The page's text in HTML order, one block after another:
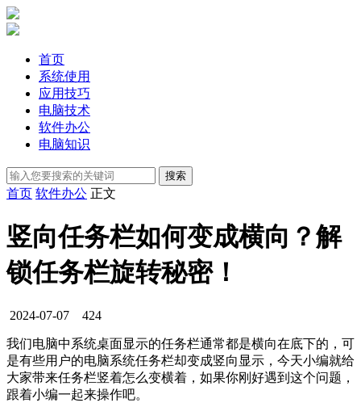
首页
系统使用
应用技巧
电脑技术
软件办公
电脑知识
首页 软件办公 正文
竖向任务栏如何变成横向？解
锁任务栏旋转秘密！
2024-07-07 424
我们电脑中系统桌面显示的任务栏通常都是横向在底下的，可
是有些用户的电脑系统任务栏却变成竖向显示，今天小编就给
大家带来任务栏竖着怎么变横着，如果你刚好遇到这个问题，
跟着小编一起来操作吧。